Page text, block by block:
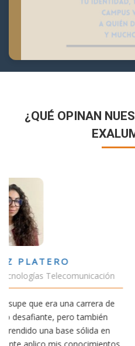
¿QUÉ OPINAN
VÍCTOR
Estudiante
Estudiar teleco me ha
conectividad afecta
exige esfuerzo, he